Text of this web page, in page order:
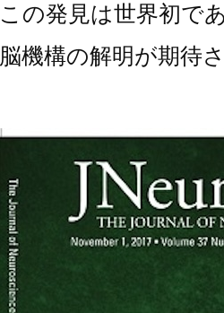
この発見は世界初であ
脳機構の解明が期待